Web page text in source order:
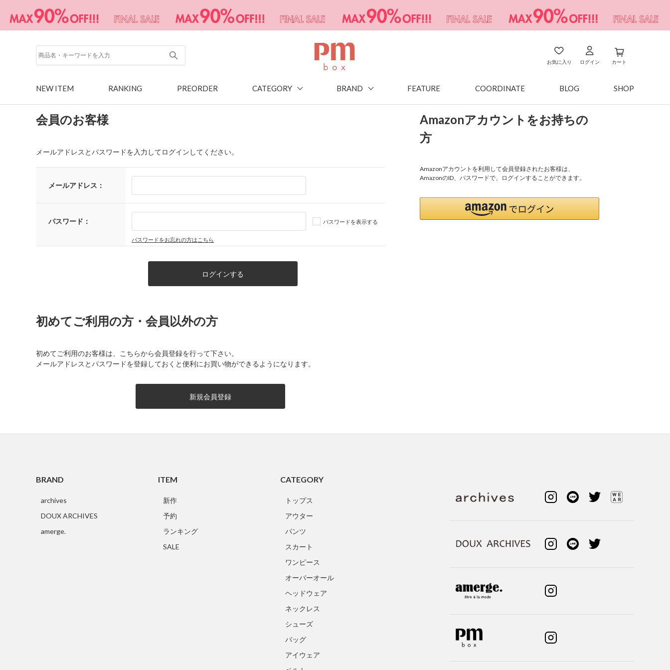
お気に入り ログイン カート
NEW ITEM RANKING PREORDER CATEGORY BRAND FEATURE COORDINATE BLOG SHOP
会員のお客様
メールアドレスとパスワードを入力してログインしてください。
メールアドレス：
パスワード： パスワードを表示する
パスワードをお忘れの方はこちら
Amazonアカウントをお持ちの
方
Amazonアカウントを利用して会員登録されたお客様は、
AmazonのID、パスワードで、ログインすることができます。
初めてご利用の方・会員以外の方
初めてご利用のお客様は、こちらから会員登録を行って下さい。
メールアドレスとパスワードを登録しておくと便利にお買い物ができるようになります。
BRAND
archives
DOUX ARCHIVES
amerge.
ITEM
新作
予約
ランキング
SALE
CATEGORY
トップス
アウター
パンツ
スカート
ワンピース
オーバーオール
ヘッドウェア
ネックレス
シューズ
バッグ
アイウェア